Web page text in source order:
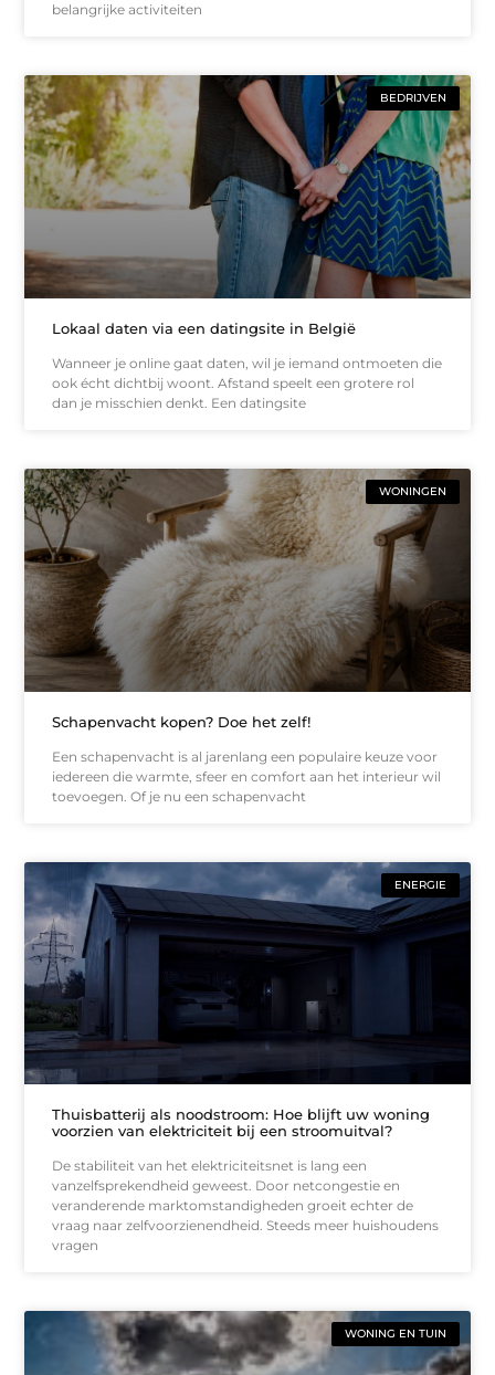
belangrijke activiteiten
BEDRIJVEN
Lokaal daten via een datingsite in België
Wanneer je online gaat daten, wil je iemand ontmoeten die
ook écht dichtbij woont. Afstand speelt een grotere rol
dan je misschien denkt. Een datingsite
WONINGEN
Schapenvacht kopen? Doe het zelf!
Een schapenvacht is al jarenlang een populaire keuze voor
iedereen die warmte, sfeer en comfort aan het interieur wil
toevoegen. Of je nu een schapenvacht
ENERGIE
Thuisbatterij als noodstroom: Hoe blijft uw woning
voorzien van elektriciteit bij een stroomuitval?
De stabiliteit van het elektriciteitsnet is lang een
vanzelfsprekendheid geweest. Door netcongestie en
veranderende marktomstandigheden groeit echter de
vraag naar zelfvoorzienendheid. Steeds meer huishoudens
vragen
WONING EN TUIN